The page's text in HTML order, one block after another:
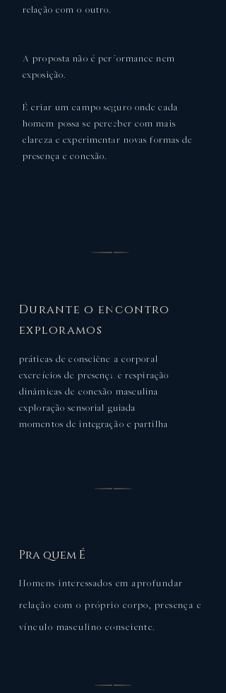
relação com o outro.
A proposta não é performance nem
exposição.
​É criar um campo seguro onde cada
homem possa se perceber com mais
clareza e experimentar novas formas de
presença e conexão.
Durante o encontro
exploramos
práticas de consciência corporal
exercícios de presença e respiração
dinâmicas de conexão masculina
exploração sensorial guiada
momentos de integração e partilha
Pra quem É
Homens interessados em aprofundar
relação com o próprio corpo, presença e
vínculo masculino consciente.